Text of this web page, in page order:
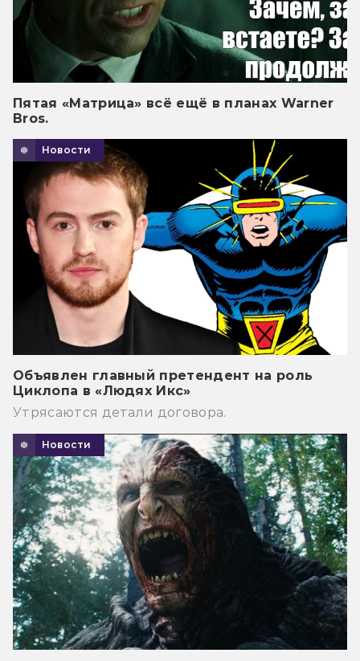
Пятая «Матрица» всё ещё в планах Warner
Bros.
Новости
Объявлен главный претендент на роль
Циклопа в «Людях Икс»
Утрясаются детали договора.
Новости